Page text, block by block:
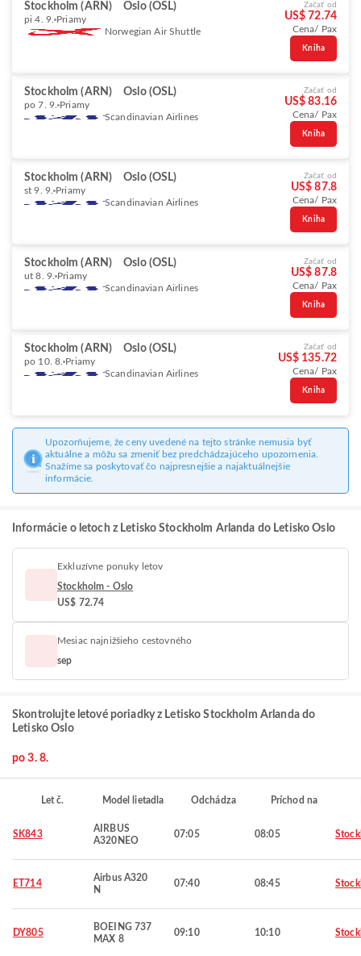
Stockholm (ARN) Oslo (OSL)
pi 4. 9. Priamy
Norwegian Air Shuttle
Začať od
US$ 72.74
Cena/ Pax
Kniha
Stockholm (ARN) Oslo (OSL)
po 7. 9. Priamy
Scandinavian Airlines
Začať od
US$ 83.16
Cena/ Pax
Kniha
Stockholm (ARN) Oslo (OSL)
st 9. 9. Priamy
Scandinavian Airlines
Začať od
US$ 87.8
Cena/ Pax
Kniha
Stockholm (ARN) Oslo (OSL)
ut 8. 9. Priamy
Scandinavian Airlines
Začať od
US$ 87.8
Cena/ Pax
Kniha
Stockholm (ARN) Oslo (OSL)
po 10. 8. Priamy
Scandinavian Airlines
Začať od
US$ 135.72
Cena/ Pax
Kniha
Upozorňujeme, že ceny uvedené na tejto stránke nemusia byť
aktuálne a môžu sa zmeniť bez predchádzajúceho upozornenia.
Snažíme sa poskytovať čo najpresnejšie a najaktuálnejšie
informácie.
Informácie o letoch z Letisko Stockholm Arlanda do Letisko Oslo
Exkluzívne ponuky letov
Stockholm - Oslo
US$ 72.74
Mesiac najnižšieho cestovného
sep
Skontrolujte letové poriadky z Letisko Stockholm Arlanda do
Letisko Oslo
po 3. 8.
Let č. Model lietadla Odchádza Príchod na
SK843
AIRBUS
A320NEO
07:05 08:05
ET714
Airbus A320
N
07:40 08:45
DY805
BOEING 737
MAX 8
09:10 10:10